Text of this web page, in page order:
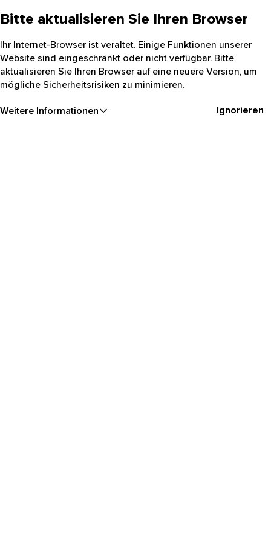
Bitte aktualisieren Sie Ihren Browser
Ihr Internet-Browser ist veraltet. Einige Funktionen unserer
Website sind eingeschränkt oder nicht verfügbar. Bitte
aktualisieren Sie Ihren Browser auf eine neuere Version, um
mögliche Sicherheitsrisiken zu minimieren.
Weitere Informationen Ignorieren